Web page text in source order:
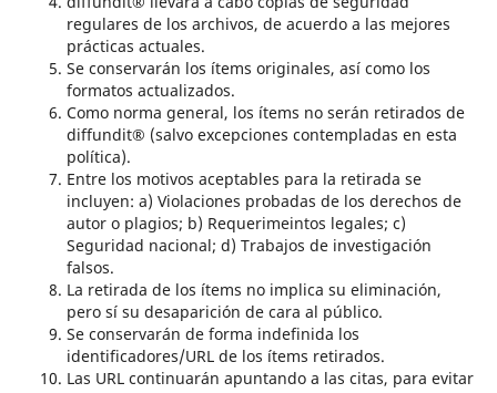
regulares de los archivos, de acuerdo a las mejores
prácticas actuales.
Se conservarán los ítems originales, así como los
formatos actualizados.
Como norma general, los ítems no serán retirados de
diffundit® (salvo excepciones contempladas en esta
política).
Entre los motivos aceptables para la retirada se
incluyen: a) Violaciones probadas de los derechos de
autor o plagios; b) Requerimeintos legales; c)
Seguridad nacional; d) Trabajos de investigación
falsos.
La retirada de los ítems no implica su eliminación,
pero sí su desaparición de cara al público.
Se conservarán de forma indefinida los
identificadores/URL de los ítems retirados.
Las URL continuarán apuntando a las citas, para evitar